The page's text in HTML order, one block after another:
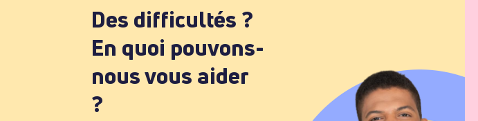
Des difficultés ?
En quoi pouvons-
nous vous aider
?